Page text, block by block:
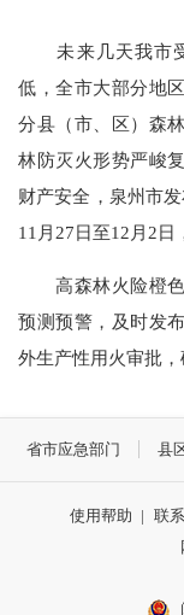
未来几天我市受
低，全市大部分地
分县（市、区）森
林防灭火形势严峻
财产安全，泉州市
11月27日至12月2日
高森林火险橙色
预测预警，及时发
外生产性用火审批，
省市应急部门 县
使用帮助 | 联